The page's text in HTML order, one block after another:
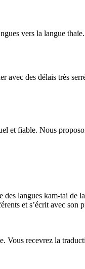
vers la langue thaïe.
avec des délais très
et fiable. Nous
langues kam-tai de
et s’écrit avec
recevrez la